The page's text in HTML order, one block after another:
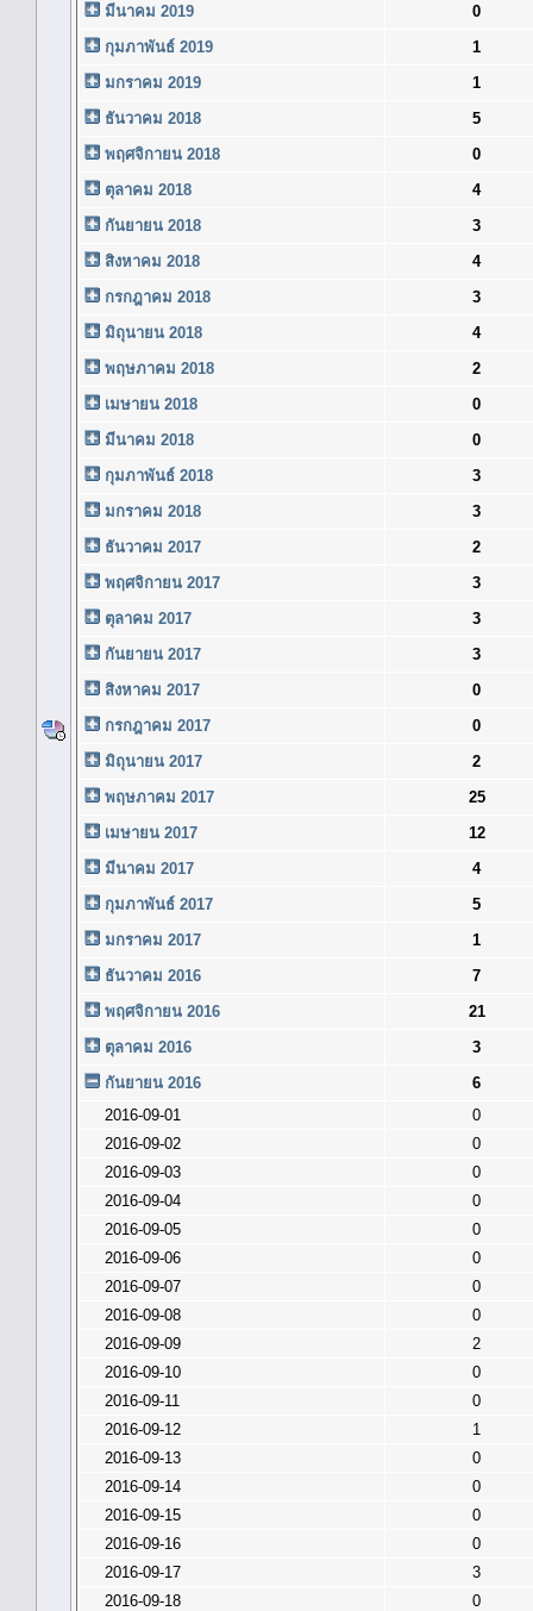
มีนาคม 2019
0
กุมภาพันธ์ 2019
1
มกราคม 2019
1
ธันวาคม 2018
5
พฤศจิกายน 2018
0
ตุลาคม 2018
4
กันยายน 2018
3
สิงหาคม 2018
4
กรกฎาคม 2018
3
มิถุนายน 2018
4
พฤษภาคม 2018
2
เมษายน 2018
0
มีนาคม 2018
0
กุมภาพันธ์ 2018
3
มกราคม 2018
3
ธันวาคม 2017
2
พฤศจิกายน 2017
3
ตุลาคม 2017
3
กันยายน 2017
3
สิงหาคม 2017
0
กรกฎาคม 2017
0
มิถุนายน 2017
2
พฤษภาคม 2017
25
เมษายน 2017
12
มีนาคม 2017
4
กุมภาพันธ์ 2017
5
มกราคม 2017
1
ธันวาคม 2016
7
พฤศจิกายน 2016
21
ตุลาคม 2016
3
กันยายน 2016
6
2016-09-01
0
2016-09-02
0
2016-09-03
0
2016-09-04
0
2016-09-05
0
2016-09-06
0
2016-09-07
0
2016-09-08
0
2016-09-09
2
2016-09-10
0
2016-09-11
0
2016-09-12
1
2016-09-13
0
2016-09-14
0
2016-09-15
0
2016-09-16
0
2016-09-17
3
2016-09-18
0